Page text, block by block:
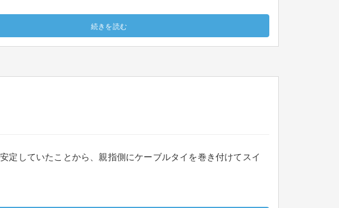
続きを読む
定していたことから、親指側にケーブルタイを巻き付けてスイ